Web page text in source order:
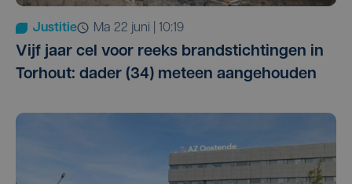
Justitie ma 22 juni | 10:19
Vijf jaar cel voor reeks brandstichtingen in
Torhout: dader (34) meteen aangehouden